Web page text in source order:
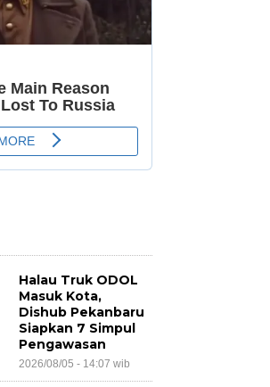
Halau Truk ODOL
Masuk Kota,
Dishub Pekanbaru
Siapkan 7 Simpul
Pengawasan
2026/08/05 - 14:07 wib